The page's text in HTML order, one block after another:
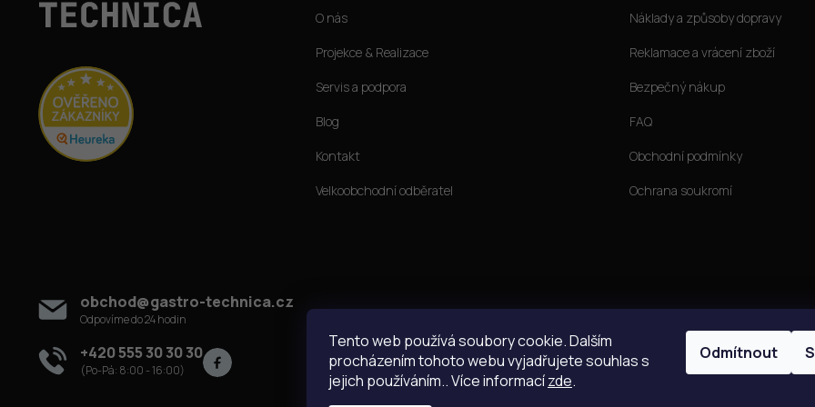
Tento web používá soubory cookie. Dalším
procházením tohoto webu vyjadřujete souhlas s
jejich používáním.. Více informacízde.
Odmítnout
O nás
Projekce & Realizace
Servis a podpora
Blog
Kontakt
Velkoobchodní odběratel
Náklady a způsoby dopravy
Reklamace a vrácení zboží
Bezpečný nákup
FAQ
Obchodní podmínky
Ochrana soukromí
obchod@gastro-technica.cz
+420 555 30 30 30